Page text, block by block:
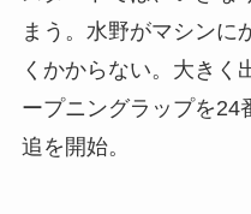
まう。水野がマシンに
くかからない。大きく
ープニングラップを24
追を開始。